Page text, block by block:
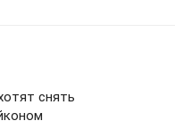
снять